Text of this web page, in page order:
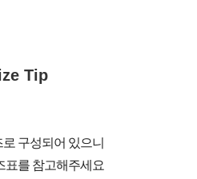
Tip
로 구성되어 있으니
표를 참고해주세요